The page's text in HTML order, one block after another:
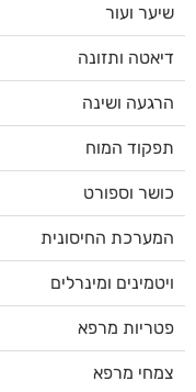
שיער ועור
דיאטה ותזונה
הרגעה ושינה
תפקוד המוח
כושר וספורט
המערכת החיסונית
ויטמינים ומינרלים
פטריות מרפא
צמחי מרפא